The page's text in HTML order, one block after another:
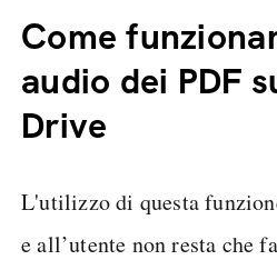
Come
audio dei PDF
Drive
L'utilizzo di questa
e all’utente non resta che